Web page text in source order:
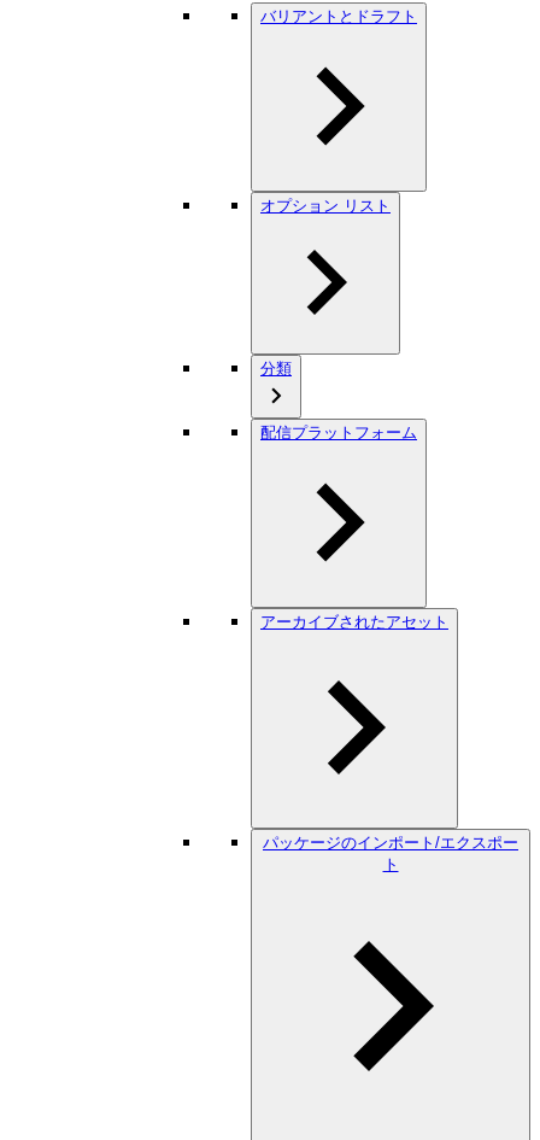
バリアントとドラフト
オプション リスト
分類
配信プラットフォーム
アーカイブされたアセット
パッケージのインポート/エクスポー
ト